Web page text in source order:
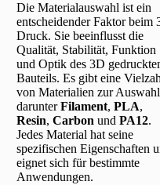
Die Materialauswahl ist ein
entscheidender Faktor beim
Druck. Sie beeinflusst die
Qualität, Stabilität, Funktion
und Optik des 3D
Bauteils. Es gibt eine
von Materialien zur
darunterFilament, PLA,
Resin, Carbon und PA12.
Jedes Material hat seine
spezifischen Eigenschaften
eignet sich für bestimmte
Anwendungen.